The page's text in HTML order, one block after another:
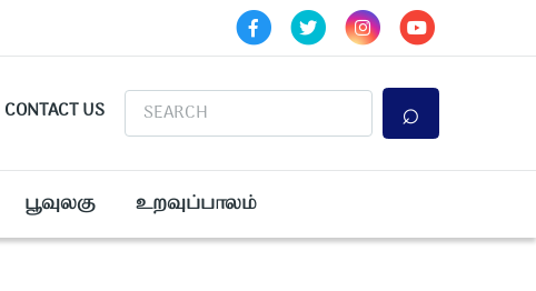
CONTACT US Search
பூவுலகு உறவுப்பாலம்